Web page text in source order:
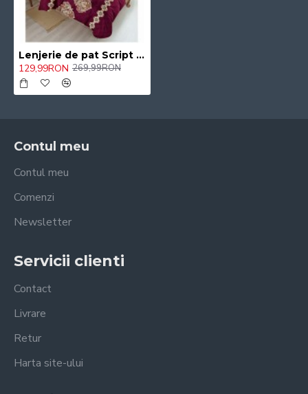
Lenjerie de pat Script Pucioasa, cearceaf cu Elastic , 6 Piese , bumbac finet ,2 persoane 182/SON
129,99RON 269,99RON
Contul meu
Contul meu
Comenzi
Newsletter
Servicii clienti
Contact
Livrare
Retur
Harta site-ului